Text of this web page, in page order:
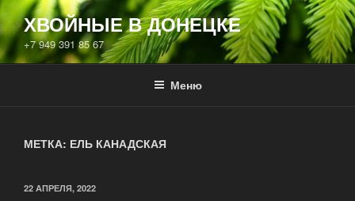
ХВОЙНЫЕ В ДОНЕЦКЕ
+7 949 391 85 67
Меню
МЕТКА: ЕЛЬ КАНАДСКАЯ
22 АПРЕЛЯ, 2022